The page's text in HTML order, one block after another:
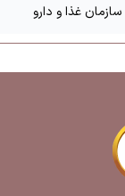
سازمان غذا و دارو